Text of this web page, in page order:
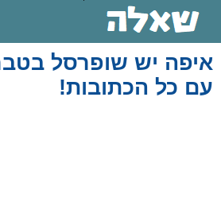
איפה יש שופרסל
עם כל הכתובות!